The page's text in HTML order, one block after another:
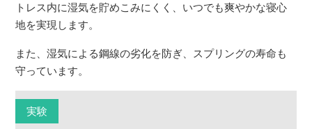
トレス内に湿気を貯めこみにくく、いつでも爽やかな寝心
地を実現します。
また、湿気による鋼線の劣化を防ぎ、スプリングの寿命も
守っています。
実験